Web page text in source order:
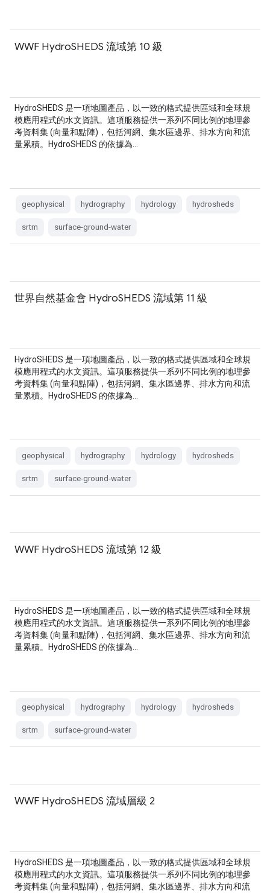
WWF HydroSHEDS 流域第 10 級
HydroSHEDS 是一項地圖產品，以一致的格式提供區域和全球規
模應用程式的水文資訊。這項服務提供一系列不同比例的地理參
考資料集 (向量和點陣)，包括河網、集水區邊界、排水方向和流
量累積。HydroSHEDS 的依據為…
geophysical hydrography hydrology hydrosheds
srtm surface-ground-water
世界自然基金會 HydroSHEDS 流域第 11 級
HydroSHEDS 是一項地圖產品，以一致的格式提供區域和全球規
模應用程式的水文資訊。這項服務提供一系列不同比例的地理參
考資料集 (向量和點陣)，包括河網、集水區邊界、排水方向和流
量累積。HydroSHEDS 的依據為…
geophysical hydrography hydrology hydrosheds
srtm surface-ground-water
WWF HydroSHEDS 流域第 12 級
HydroSHEDS 是一項地圖產品，以一致的格式提供區域和全球規
模應用程式的水文資訊。這項服務提供一系列不同比例的地理參
考資料集 (向量和點陣)，包括河網、集水區邊界、排水方向和流
量累積。HydroSHEDS 的依據為…
geophysical hydrography hydrology hydrosheds
srtm surface-ground-water
WWF HydroSHEDS 流域層級 2
HydroSHEDS 是一項地圖產品，以一致的格式提供區域和全球規
模應用程式的水文資訊。這項服務提供一系列不同比例的地理參
考資料集 (向量和點陣)，包括河網、集水區邊界、排水方向和流